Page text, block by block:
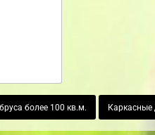
более 100 кв.м. Каркасные